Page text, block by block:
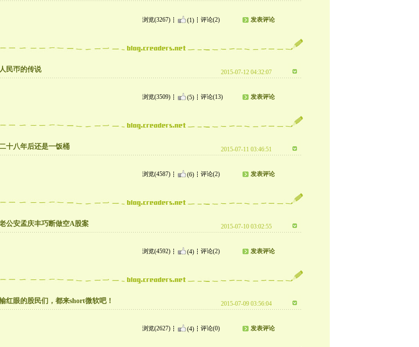
浏览(3267) (1) 评论(2) 发表评论
人民帀的传说 2015-07-12 04:32:07
浏览(3509) (5) 评论(13) 发表评论
十八年后还是一饭桶 2015-07-11 03:46:51
浏览(4587) (6) 评论(2) 发表评论
公安孟庆丰巧断做空A股案 2015-07-10 03:02:55
浏览(4592) (4) 评论(2) 发表评论
红眼的股民们，都来short微软吧！ 2015-07-09 03:56:04
浏览(2627) (4) 评论(0) 发表评论